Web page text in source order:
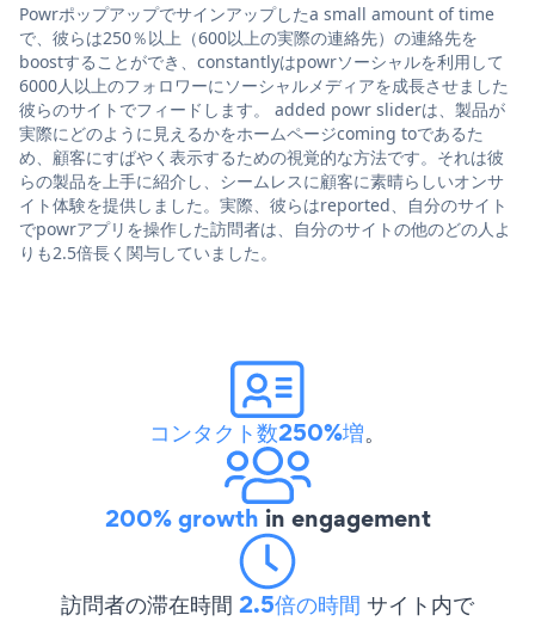
Powrポップアップでサインアップしたa small amount of time
で、彼らは250％以上（600以上の実際の連絡先）の連絡先を
boostすることができ、constantlyはpowrソーシャルを利用して
6000人以上のフォロワーにソーシャルメディアを成長させました
彼らのサイトでフィードします。 added powr sliderは、製品が
実際にどのように見えるかをホームページcoming toであるた
め、顧客にすばやく表示するための視覚的な方法です。それは彼
らの製品を上手に紹介し、シームレスに顧客に素晴らしいオンサ
イト体験を提供しました。実際、彼らはreported、自分のサイト
でpowrアプリを操作した訪問者は、自分のサイトの他のどの人よ
りも2.5倍長く関与していました。
コンタクト数250%増。
200% growth in engagement
訪問者の滞在時間 2.5倍の時間 サイト内で